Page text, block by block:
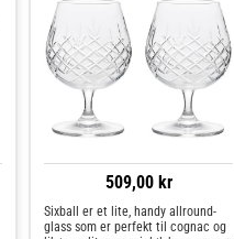
509,00 kr
Sixball er et lite, handy allround-
glass som er perfekt til cognac og